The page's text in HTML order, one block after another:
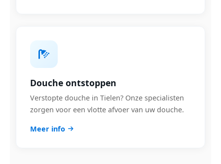
Douche ontstoppen
Verstopte douche in Tielen? Onze specialisten
zorgen voor een vlotte afvoer van uw douche.
Meer info